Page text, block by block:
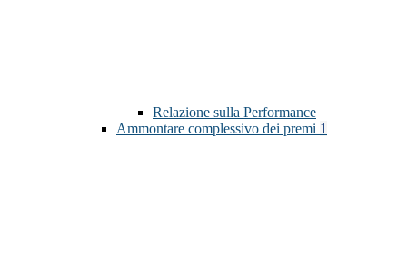
Relazione sulla Performance
Ammontare complessivo dei premi 1